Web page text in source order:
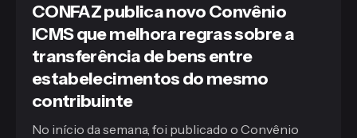
CONFAZ publica novo Convênio
ICMS que melhora regras sobre a
transferência de bens entre
estabelecimentos do mesmo
contribuinte
No início da semana, foi publicado o Convênio